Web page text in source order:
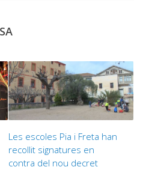
Les escoles Pia i Freta han
recollit signatures en
contra del nou decret